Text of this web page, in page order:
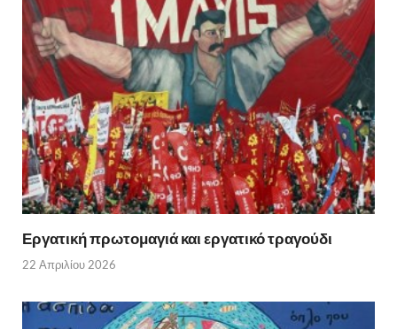
Εργατική πρωτομαγιά και εργατικό τραγούδι
22 Απριλίου 2026